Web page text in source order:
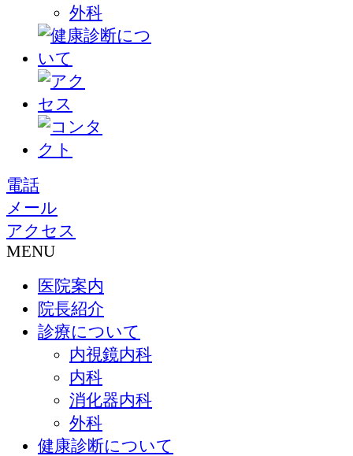
外科
電話
メール
アクセス
MENU
医院案内
院長紹介
診療について
内視鏡内科
内科
消化器内科
外科
健康診断について